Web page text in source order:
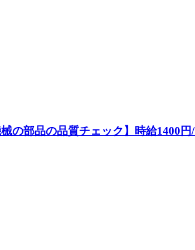
の部品の品質チェック】時給1400